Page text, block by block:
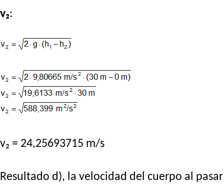
v₂:
v₂ = 24,25693715 m/s
Resultado d), la velocidad del cuerpo al pasar